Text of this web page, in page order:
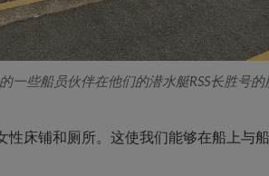
些船员伙伴在他们的潜水艇RSS长胜号的
性床铺和厕所。这使我们能够在船上与